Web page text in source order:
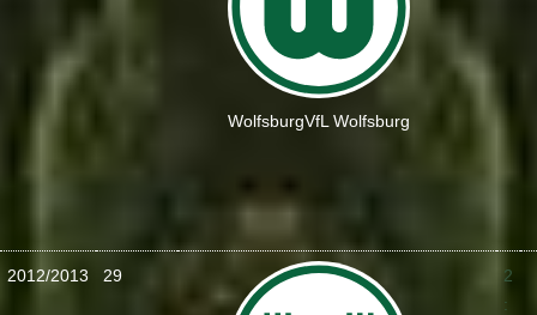
WolfsburgVfL Wolfsburg
2012/2013 29
2
: